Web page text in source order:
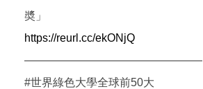
奬」
https://reurl.cc/ekONjQ
————————————————
#世界綠色大學全球前50大